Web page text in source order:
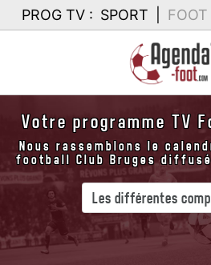
PROG TV : SPORT FOOT
Votre programme TV
Nous rassemblons le
football Club Bruges